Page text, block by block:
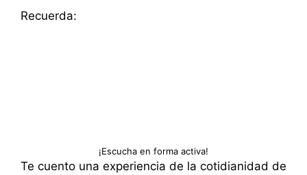
Recuerda:
¡Escucha en forma activa!
Te cuento una experiencia de la cotidianidad de